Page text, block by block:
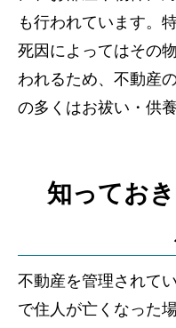
も行われています。
死因によってはその
われるため、不動産
の多くはお祓い・供
知ってお
不動産を管理されて
で住人が亡くなった